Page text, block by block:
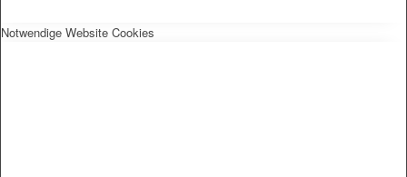
Notwendige Website Cookies